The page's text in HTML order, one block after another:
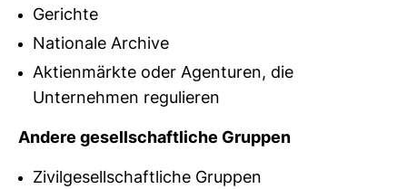
Gerichte
Nationale Archive
Aktienmärkte oder Agenturen, die
Unternehmen regulieren
Andere gesell­schaft­liche Gruppen
Zivilgesellschaftliche Gruppen